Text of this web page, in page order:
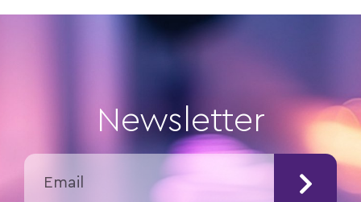
Newsletter